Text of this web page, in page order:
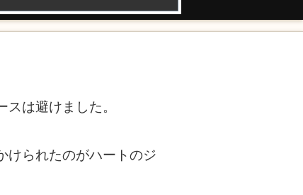
は避けました。
けられたのがハートのジ